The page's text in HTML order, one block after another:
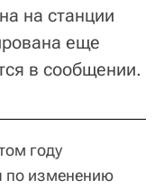
на станции
еще
в сообщении.
году
по изменению